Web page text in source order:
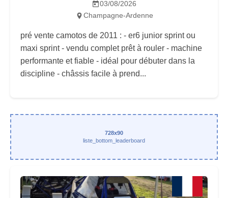
03/08/2026
Champagne-Ardenne
pré vente camotos de 2011 : - er6 junior sprint ou
maxi sprint - vendu complet prêt à rouler - machine
performante et fiable - idéal pour débuter dans la
discipline - châssis facile à prend...
728x90
liste_bottom_leaderboard